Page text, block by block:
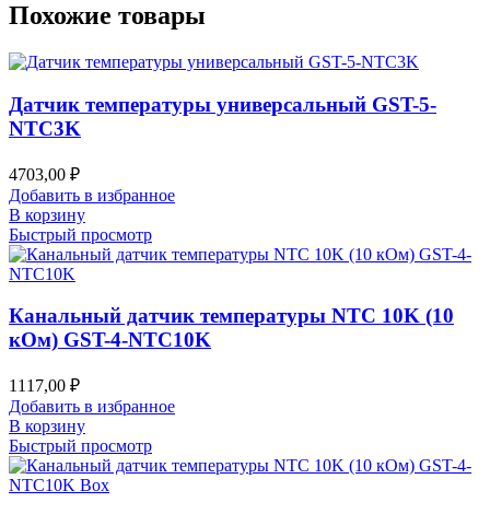
Похожие товары
Датчик температуры универсальный GST-5-
NTC3K
4703,00 ₽
Добавить в избранное
В корзину
Быстрый просмотр
Канальный датчик температуры NTC 10K (10
кОм) GST-4-NTC10K
1117,00 ₽
Добавить в избранное
В корзину
Быстрый просмотр